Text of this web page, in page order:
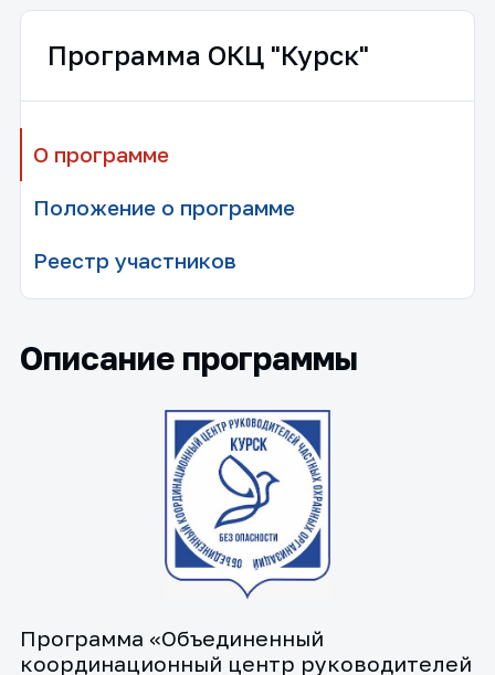
Программа ОКЦ "Курск"
О программе
Положение о программе
Реестр участников
Описание программы
Программа «Объединенный
координационный центр руководителей